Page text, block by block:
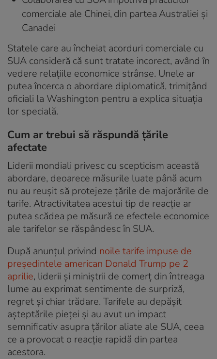
comerciale ale Chinei, din partea Australiei și
Canadei
Statele care au încheiat acorduri comerciale cu
SUA consideră că sunt tratate incorect, având în
vedere relațiile economice strânse. Unele ar
putea încerca o abordare diplomatică, trimițând
oficiali la Washington pentru a explica situația
lor specială.
Cum ar trebui să răspundă țările
afectate
Liderii mondiali privesc cu scepticism această
abordare, deoarece măsurile luate până acum
nu au reușit să protejeze țările de majorările de
tarife. Atractivitatea acestui tip de reacție ar
putea scădea pe măsură ce efectele economice
ale tarifelor se răspândesc în SUA.
După anunțul privind noile tarife impuse de
președintele american Donald Trump pe 2
aprilie, liderii și miniștrii de comerț din întreaga
lume au exprimat sentimente de surpriză,
regret și chiar trădare. Tarifele au depășit
așteptările pieței și au avut un impact
semnificativ asupra țărilor aliate ale SUA, ceea
ce a provocat o reacție rapidă din partea
acestora.